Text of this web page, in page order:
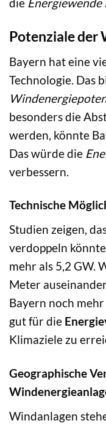
Potenziale der
Bayern hat eine
Technologie. Das
besonders die
werden, könnte
Das würde die
verbessern.
Technische
Studien zeigen,
verdoppeln
mehr als 5,2 GW.
Meter
Bayern noch
gut für die
Klimaziele zu
Geographische
Windanlagen